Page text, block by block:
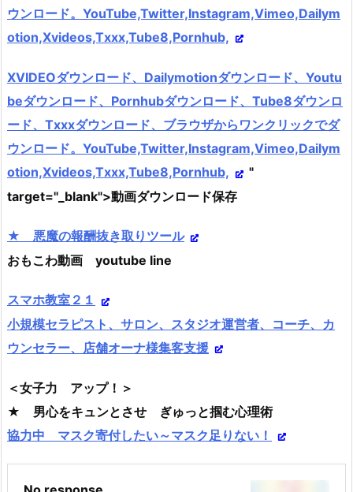
ウンロード。YouTube,Twitter,Instagram,Vimeo,Dailym
otion,Xvideos,Txxx,Tube8,Pornhub,
XVIDEOダウンロード、Dailymotionダウンロード、Youtu
beダウンロード、Pornhubダウンロード、Tube8ダウンロ
ード、Txxxダウンロード、ブラウザからワンクリックでダ
ウンロード。YouTube,Twitter,Instagram,Vimeo,Dailym
otion,Xvideos,Txxx,Tube8,Pornhub,
"
target="_blank">動画ダウンロード保存
★ 悪魔の報酬抜き取りツール
おもこわ動画 youtube line
スマホ教室２１
小規模セラピスト、サロン、スタジオ運営者、コーチ、カ
ウンセラー、店舗オーナ様集客支援
＜女子力 アップ！＞
★ 男心をキュンとさせ ぎゅっと掴む心理術
協力中 マスク寄付したい～マスク足りない！